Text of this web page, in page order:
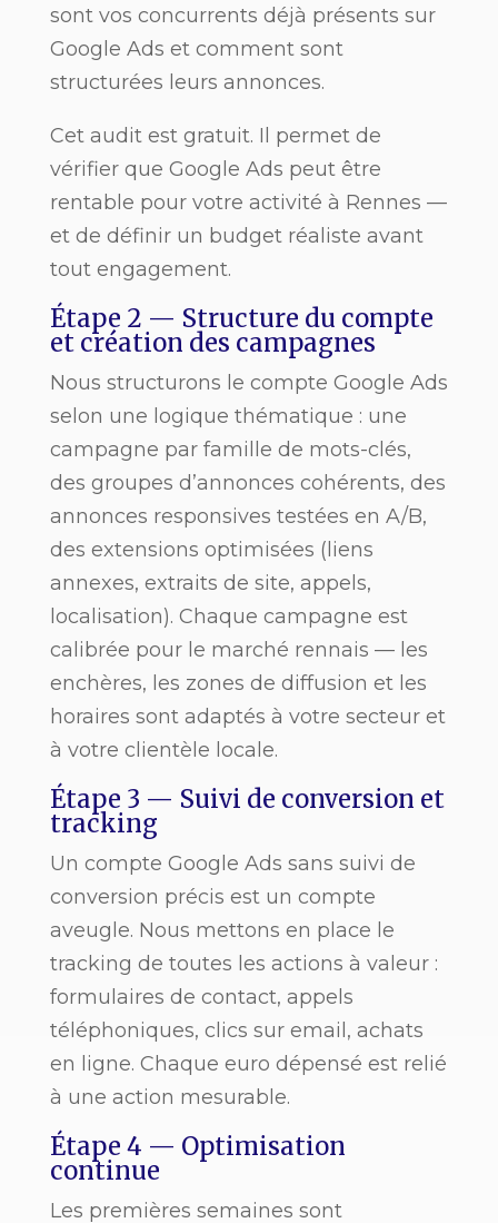
sont vos concurrents déjà présents sur
Google Ads et comment sont
structurées leurs annonces.
Cet audit est gratuit. Il permet de
vérifier que Google Ads peut être
rentable pour votre activité à Rennes —
et de définir un budget réaliste avant
tout engagement.
Étape 2 — Structure du compte
et création des campagnes
Nous structurons le compte Google Ads
selon une logique thématique : une
campagne par famille de mots-clés,
des groupes d’annonces cohérents, des
annonces responsives testées en A/B,
des extensions optimisées (liens
annexes, extraits de site, appels,
localisation). Chaque campagne est
calibrée pour le marché rennais — les
enchères, les zones de diffusion et les
horaires sont adaptés à votre secteur et
à votre clientèle locale.
Étape 3 — Suivi de conversion et
tracking
Un compte Google Ads sans suivi de
conversion précis est un compte
aveugle. Nous mettons en place le
tracking de toutes les actions à valeur :
formulaires de contact, appels
téléphoniques, clics sur email, achats
en ligne. Chaque euro dépensé est relié
à une action mesurable.
Étape 4 — Optimisation
continue
Les premières semaines sont